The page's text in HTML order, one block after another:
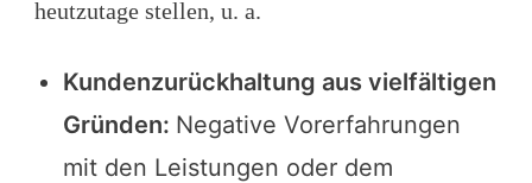
heutzutage stellen, u. a.
Kundenzurückhaltung aus vielfältigen
Gründen: Negative Vorerfahrungen
mit den Leistungen oder dem